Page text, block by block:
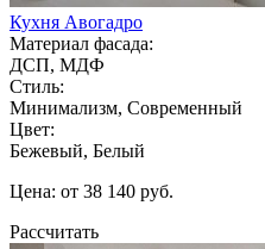
Кухня Авогадро
Материал фасада:
ДСП, МДФ
Стиль:
Минимализм, Современный
Цвет:
Бежевый, Белый
Цена: от 38 140 руб.
Рассчитать